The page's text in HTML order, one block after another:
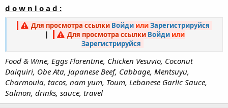
d o w n l o a d :
Для просмотра ссылки Войди илиЗарегистрируйся
|
Для просмотра ссылки Войди или
Зарегистрируйся
Food & Wine, Eggs Florentine, Chicken Vesuvio, Coconut
Daiquiri, Obe Ata, Japanese Beef, Cabbage, Mentsuyu,
Charmoula, tacos, nam yum, Toum, Lebanese Garlic Sauce,
Salmon, drinks, sauce, travel